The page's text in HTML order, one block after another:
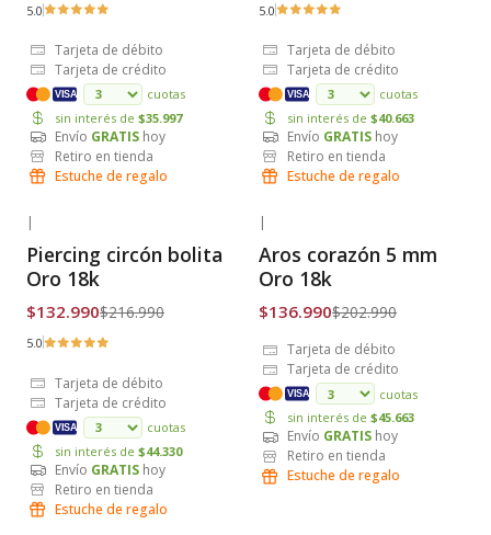
5.0
Tarjeta de débito
Tarjeta de crédito
VISA
cuotas
sin interés de $35.997
Envío GRATIS hoy
Retiro en tienda
Estuche de regalo
5.0
Tarjeta de débito
Tarjeta de crédito
VISA
cuotas
sin interés de $40.663
Envío GRATIS hoy
Retiro en tienda
Estuche de regalo
Envío Gratis
|
Piercing circón bolita
Oro 18k
$132.990$216.990
5.0
Tarjeta de débito
Tarjeta de crédito
VISA
cuotas
sin interés de $44.330
Envío GRATIS hoy
Retiro en tienda
Estuche de regalo
Envío Gratis
|
Aros corazón 5 mm
Oro 18k
$136.990$202.990
Tarjeta de débito
Tarjeta de crédito
VISA
cuotas
sin interés de $45.663
Envío GRATIS hoy
Retiro en tienda
Estuche de regalo